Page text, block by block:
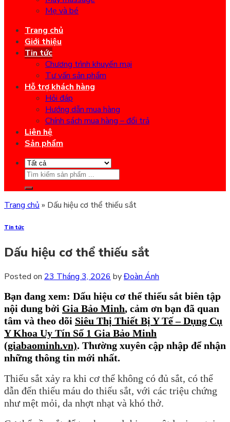
Mẹ và bé
Trang chủ
Giới thiệu
Tin tức
Chương trình khuyến mại
Tư vấn sản phẩm
Hỗ trợ khách hàng
Hỏi đáp
Hướng dẫn mua hàng
Chính sách mua hàng – đổi trả
Liên hệ
Sản phẩm
Search
for:
Trang chủ » Dấu hiệu cơ thể thiếu sắt
Tin tức
Dấu hiệu cơ thể thiếu sắt
Posted on 23 Tháng 3, 2026 byĐoàn Ánh
Bạn đang xem: Dấu hiệu cơ thể thiếu sắt biên tập
nội dung bởi Gia Bảo Minh, cảm ơn bạn đã quan
tâm và theo dõi Siêu Thị Thiết Bị Y Tế – Dụng Cụ
Y Khoa Uy Tín Số 1 Gia Bảo Minh
(giabaominh.vn). Thường xuyên cập nhập để nhận
những thông tin mới nhất.
Thiếu sắt xảy ra khi cơ thể không có đủ sắt, có thể
dẫn đến thiếu máu do thiếu sắt, với các triệu chứng
như mệt mỏi, da nhợt nhạt và khó thở.